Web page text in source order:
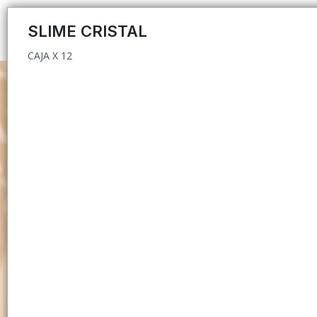
CAJA X 12
SLIME CRISTAL
CAJA X 12